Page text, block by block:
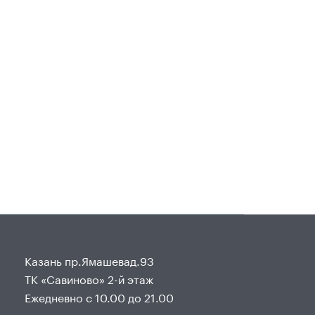
Казань пр.Ямашевад.93
ТК «Савиново» 2-й этаж
Ежедневно с 10.00 до 21.00